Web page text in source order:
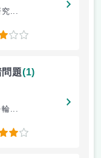
究...
題(1)
輪...